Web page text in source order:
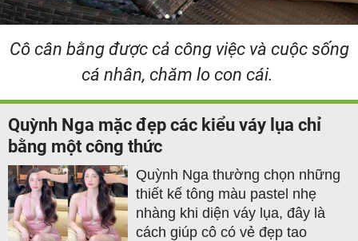
Cô cân bằng được cả công việc và cuộc sống
cá nhân, chăm lo con cái.
Quỳnh Nga mặc đẹp các kiểu váy lụa chỉ
bằng một công thức
Quỳnh Nga thường chọn những
thiết kế tông màu pastel nhẹ
nhàng khi diện váy lụa, đây là
cách giúp cô có vẻ đẹp tao